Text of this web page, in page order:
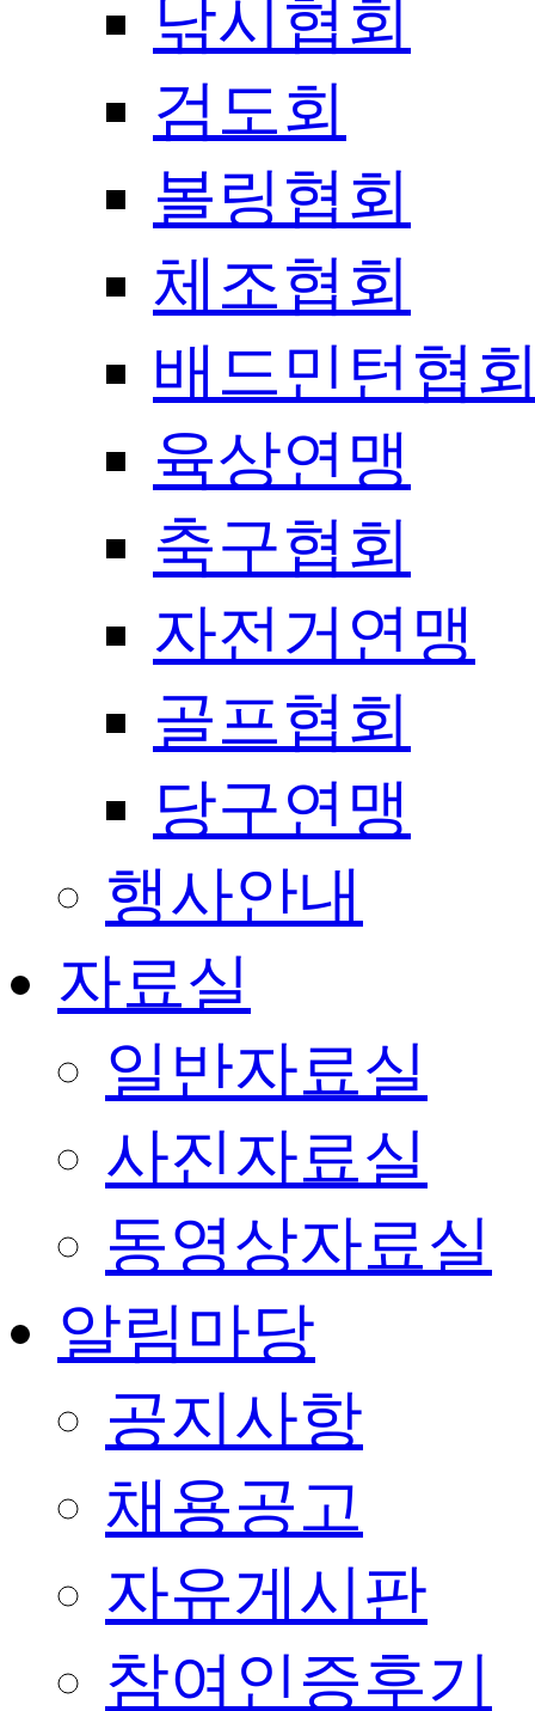
낚시협회
검도회
볼링협회
체조협회
배드민턴협
육상연맹
축구협회
자전거연맹
골프협회
당구연맹
행사안내
자료실
일반자료실
사진자료실
동영상자료실
알림마당
공지사항
채용공고
자유게시판
참여인증후기